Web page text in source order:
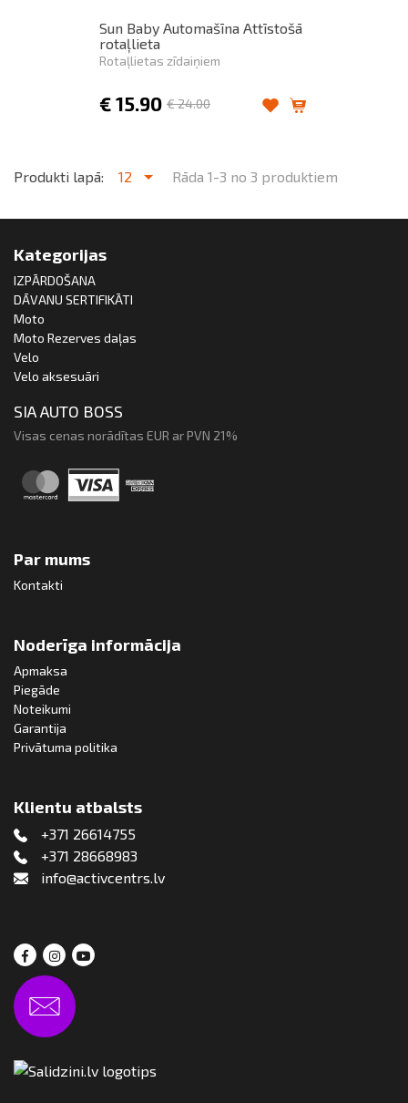
Sun Baby Automašīna Attīstošā
rotaļlieta
Rotaļlietas zīdaiņiem
€ 15.90 €24.00
Produkti lapā: 12 Rāda 1-3 no 3 produktiem
Kategorijas
IZPĀRDOŠANA
DĀVANU SERTIFIKĀTI
Moto
Moto Rezerves daļas
Velo
Velo aksesuāri
SIA AUTO BOSS
Visas cenas norādītas EUR ar PVN 21%
Par mums
Kontakti
Noderīga informācija
Apmaksa
Piegāde
Noteikumi
Garantija
Privātuma politika
Klientu atbalsts
+371 26614755
+371 28668983
info@activcentrs.lv